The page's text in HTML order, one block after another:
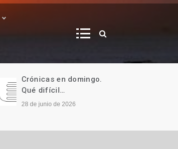
Crónicas en domingo.
Qué difícil…
28 de junio de 2026